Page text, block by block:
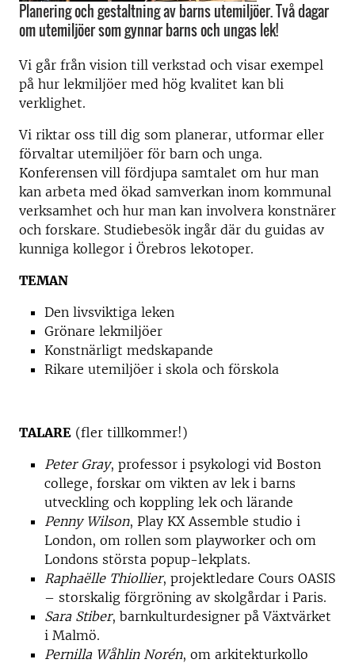
Planering och gestaltning av barns utemiljöer. Två dagar
om utemiljöer som gynnar barns och ungas lek!
Vi går från vision till verkstad och visar exempel
på hur lekmiljöer med hög kvalitet kan bli
verklighet.
Vi riktar oss till dig som planerar, utformar eller
förvaltar utemiljöer för barn och unga.
Konferensen vill fördjupa samtalet om hur man
kan arbeta med ökad samverkan inom kommunal
verksamhet och hur man kan involvera konstnärer
och forskare. Studiebesök ingår där du guidas av
kunniga kollegor i Örebros lekotoper.
TEMAN
Den livsviktiga leken
Grönare lekmiljöer
Konstnärligt medskapande
Rikare utemiljöer i skola och förskola
TALARE (fler tillkommer!)
Peter Gray, professor i psykologi vid Boston
college, forskar om vikten av lek i barns
utveckling och koppling lek och lärande
Penny Wilson, Play KX Assemble studio i
London, om rollen som playworker och om
Londons största popup-lekplats.
Raphaëlle Thiollier, projektledare Cours OASIS
– storskalig förgröning av skolgårdar i Paris.
Sara Stiber, barnkulturdesigner på Växtvärket
i Malmö.
Pernilla Wåhlin Norén, om arkitekturkollo